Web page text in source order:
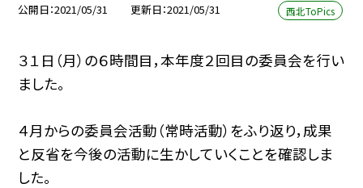
公開日 2021/05/31 更新日 2021/05/31 西北ToPics
３１日（月）の６時間目，本年度２回目の委員会を行い
ました。
４月からの委員会活動（常時活動）をふり返り，成果
と反省を今後の活動に生かしていくことを確認しま
した。